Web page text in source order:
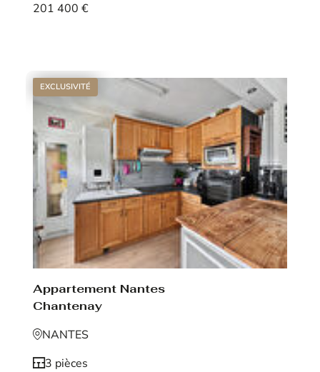
201 400 €
EXCLUSIVITÉ
Appartement Nantes
Chantenay
NANTES
3 pièces